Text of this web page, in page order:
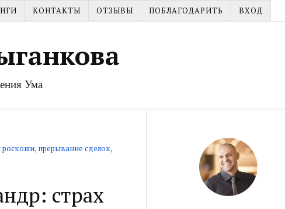
КОНТАКТЫ ОТЗЫВЫ ПОБЛАГОДАРИТЬ ВХОД
Ума
роскоши, прерывание сделок,
страх